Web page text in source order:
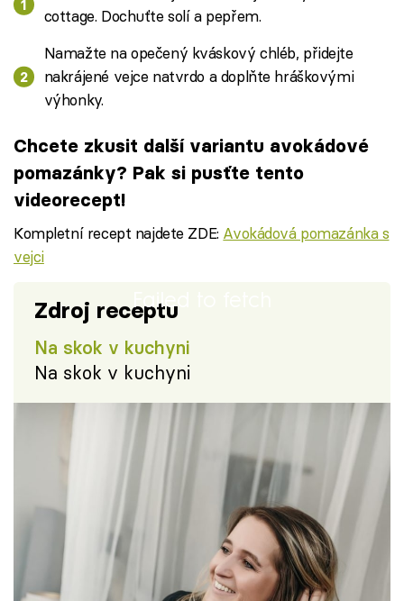
cottage. Dochuťte solí a pepřem.
Namažte na opečený kváskový chléb, přidejte
nakrájené vejce natvrdo a doplňte hráškovými
výhonky.
Chcete zkusit další variantu avokádové
pomazánky? Pak si pusťte tento
videorecept!
Kompletní recept najdete ZDE: Avokádová pomazánka s
vejci
Failed to fetch
Zdroj receptu
Na skok v kuchyni
Na skok v kuchyni